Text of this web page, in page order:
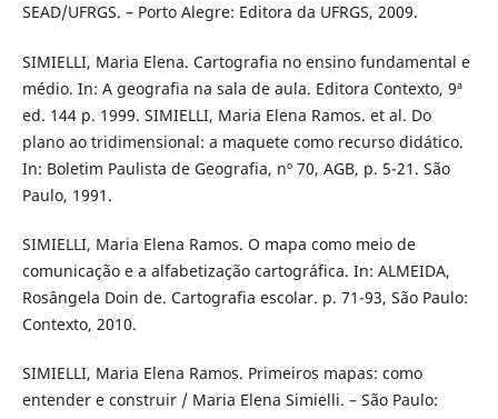
SEAD/UFRGS. – Porto Alegre: Editora da UFRGS, 2009.
SIMIELLI, Maria Elena. Cartografia no ensino fundamental e
médio. In: A geografia na sala de aula. Editora Contexto, 9ª
ed. 144 p. 1999. SIMIELLI, Maria Elena Ramos. et al. Do
plano ao tridimensional: a maquete como recurso didático.
In: Boletim Paulista de Geografia, nº 70, AGB, p. 5-21. São
Paulo, 1991.
SIMIELLI, Maria Elena Ramos. O mapa como meio de
comunicação e a alfabetização cartográfica. In: ALMEIDA,
Rosângela Doin de. Cartografia escolar. p. 71-93, São Paulo:
Contexto, 2010.
SIMIELLI, Maria Elena Ramos. Primeiros mapas: como
entender e construir / Maria Elena Simielli. – São Paulo: